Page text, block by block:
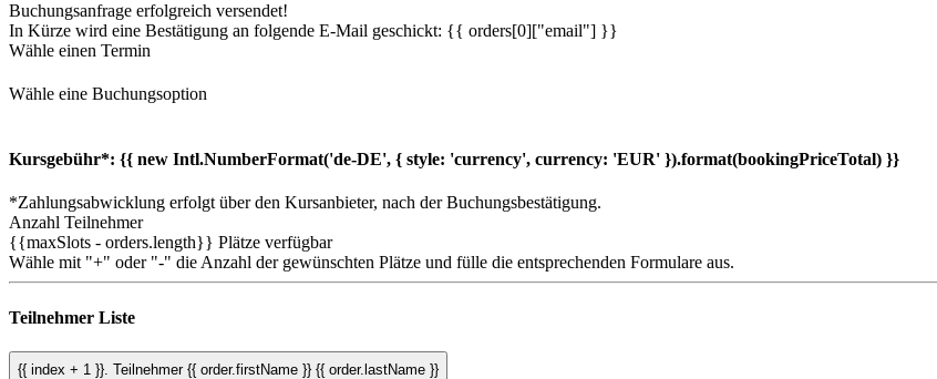
Buchungsanfrage erfolgreich versendet!
In Kürze wird eine Bestätigung an folgende E-Mail geschickt: {{ orders[0]["email"] }}
Wähle einen Termin
Wähle eine Buchungsoption
Kursgebühr*: {{ new Intl.NumberFormat('de-DE', { style: 'currency', currency: 'EUR' }).format(bookingPriceTotal) }}
*Zahlungsabwicklung erfolgt über den Kursanbieter, nach der Buchungsbestätigung.
Anzahl Teilnehmer
{{maxSlots - orders.length}} Plätze verfügbar
Wähle mit "+" oder "-" die Anzahl der gewünschten Plätze und fülle die entsprechenden Formulare aus.
Teilnehmer Liste
{{ index + 1 }}. Teilnehmer {{ order.firstName }} {{ order.lastName }}